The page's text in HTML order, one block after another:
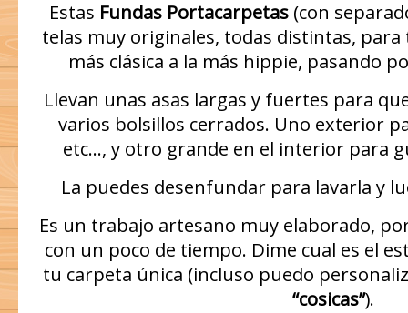
Estas Fundas Portacarpetas (con
telas muy originales, todas distintas, para
más clásica a la más hippie, pasando
Llevan unas asas largas y fuertes para
varios bolsillos cerrados. Uno exterior
etc…, y otro grande en el interior para
La puedes desenfundar para lavarla y
Es un trabajo artesano muy elaborado,
con un poco de tiempo. Dime cual es el
tu carpeta única (incluso puedo
“cosicas”).